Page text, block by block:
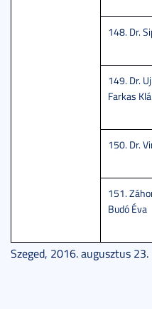
148. Dr.
149. Dr.
Farkas
150. Dr.
151.
Budó Éva
Szeged, 2016. augusztus 23.